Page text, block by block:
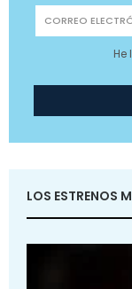
He
LOS ESTRENOS